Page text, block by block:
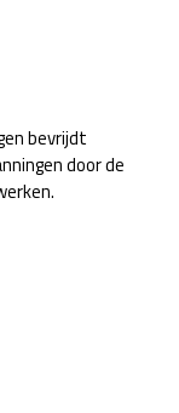
bevrijdt
door de